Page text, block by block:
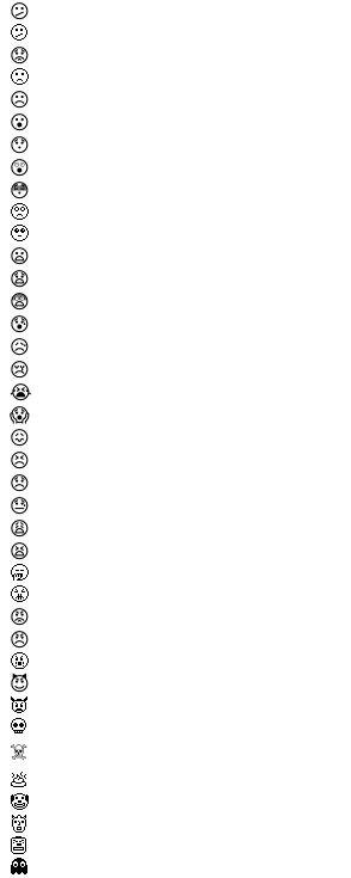
😕
🫤
😟
🙁
☹️
😮
😯
😲
😳
🥺
🥹
😦
😧
😨
😰
😥
😢
😭
😱
😖
😣
😞
😓
😩
😫
🥱
😤
😡
😠
🤬
😈
👿
💀
☠️
💩
🤡
👹
👺
👻